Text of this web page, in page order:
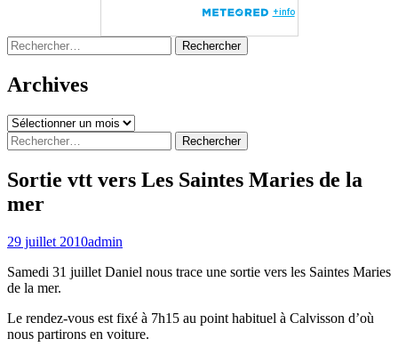
Rechercher :
Archives
Archives
Rechercher :
Sortie vtt vers Les Saintes Maries de la
mer
29 juillet 2010admin
Samedi 31 juillet Daniel nous trace une sortie vers les Saintes Maries
de la mer.
Le rendez-vous est fixé à 7h15 au point habituel à Calvisson d’où
nous partirons en voiture.